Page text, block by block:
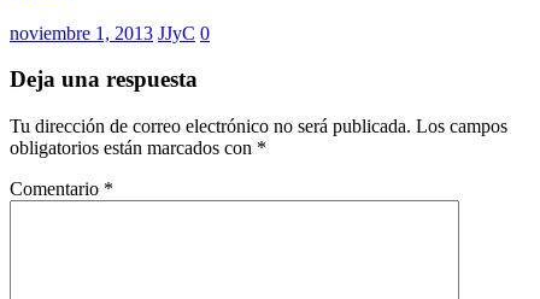
noviembre 1, 2013 JJyC 0
Deja una respuesta
Tu dirección de correo electrónico no será publicada. Los campos
obligatorios están marcados con *
Comentario *